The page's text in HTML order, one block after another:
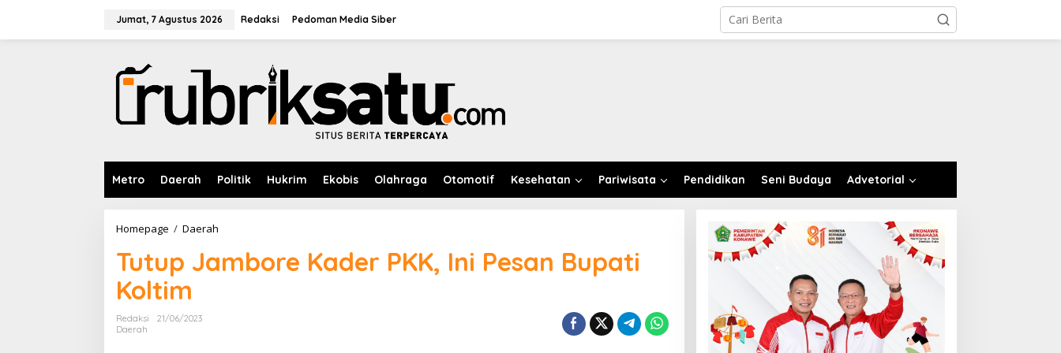
Jumat, 7 Agustus 2026 Redaksi Pedoman Media Siber
Metro Daerah Politik Hukrim Ekobis Olahraga Otomotif Kesehatan Pariwisata Pendidikan Seni Budaya Advetorial
Homepage / Daerah
t
u
Tutup Jambore Kader PKK, Ini Pesan Bupati
Koltim
Redaksi
21/06/2023
Daerah